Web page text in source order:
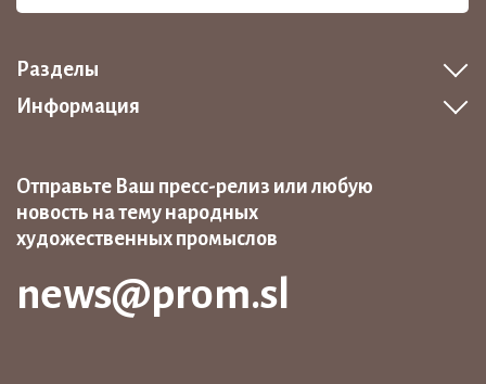
Разделы
Информация
Отправьте Ваш пресс-релиз или любую
новость на тему народных
художественных промыслов
news@prom.sl